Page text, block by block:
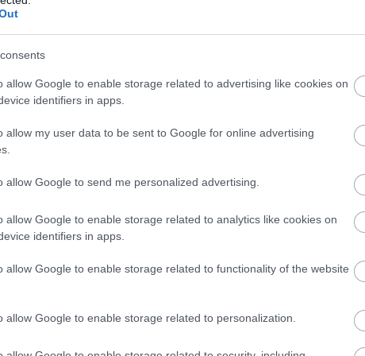
allow Google to enable storage related to advertising like cookies on
identifiers in apps.
allow my user data to be sent to Google for online advertising
allow Google to send me personalized advertising.
allow Google to enable storage related to analytics like cookies on
identifiers in apps.
allow Google to enable storage related to functionality of the website
allow Google to enable storage related to personalization.
1)
)
elsajátítását, az érzelmi intelligencia
önfejlesztés célja,hogy az egyén felfedezze
és kiaknázza saját potenciálját, javítsa
környezetét. De vajon miért is olyan fontos ez
számunkra?
1. Önismeret: Az önfejlesztés elsődleges
tehetünk szert. Megismerve saját
döntéseket hozni életünk minden területén.
Atom